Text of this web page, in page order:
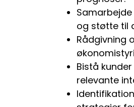
og støtte til
Rådgivning
Bistå
relevante